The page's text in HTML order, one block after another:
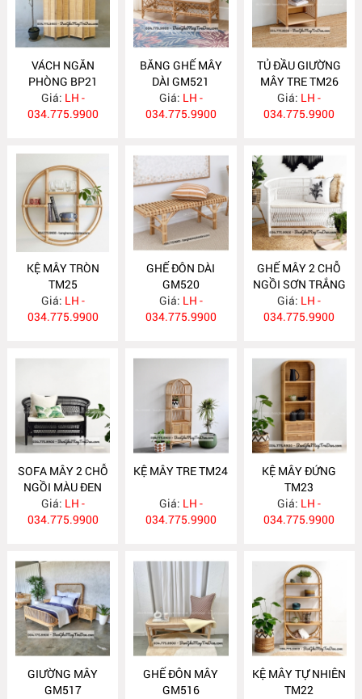
VÁCH NGĂN
PHÒNG BP21
Giá: LH -
034.775.9900
BĂNG GHẾ MÂY
DÀI GM521
Giá: LH -
034.775.9900
TỦ ĐẦU GIƯỜNG
MÂY TRE TM26
Giá: LH -
034.775.9900
KỆ MÂY TRÒN
TM25
Giá: LH -
034.775.9900
GHẾ ĐÔN DÀI
GM520
Giá: LH -
034.775.9900
GHẾ MÂY 2 CHỖ
NGỒI SƠN TRẮNG
GM519
Giá: LH -
034.775.9900
SOFA MÂY 2 CHỖ
NGỒI MÀU ĐEN
GM518
Giá: LH -
034.775.9900
KỆ MÂY TRE TM24
Giá: LH -
034.775.9900
KỆ MÂY ĐỨNG
TM23
Giá: LH -
034.775.9900
GIƯỜNG MÂY
GM517
GHẾ ĐÔN MÂY
GM516
KỆ MÂY TỰ NHIÊN
TM22